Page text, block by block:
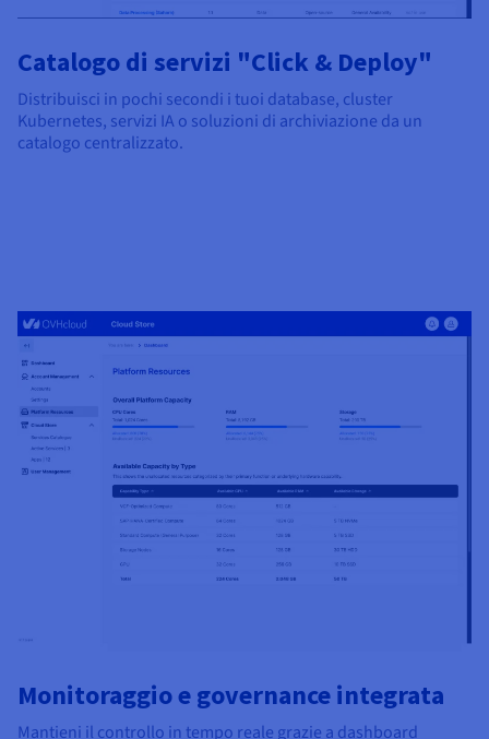
Catalogo di servizi "Click & Deploy"
Distribuisci in pochi secondi i tuoi database, cluster
Kubernetes, servizi IA o soluzioni di archiviazione da un
catalogo centralizzato.
Monitoraggio e governance integrata
Mantieni il controllo in tempo reale grazie a dashboard